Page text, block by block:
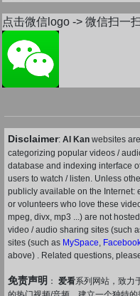
点击微信logo -> 微信扫一
Disclaimer: AI Kan websites
categorizing popular videos /
database and indexing interface
users to watch / listen. Unless
publicly available on the Internet:
or volunteers who love these
mpeg, divx, mp3 ...) are not
video / audio sharing sites (such
sites (such as MySpace
above) . Related questions,
免责声明 ： 爱看系列网站，致力